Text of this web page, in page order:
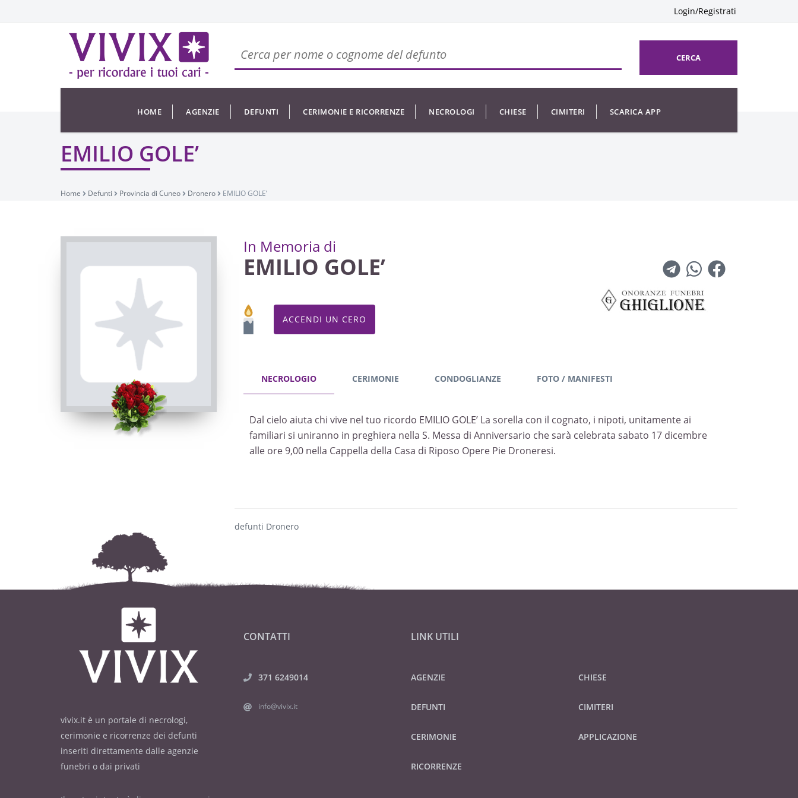
Login/Registrati
CERCA
HOME AGENZIE DEFUNTI CERIMONIE E RICORRENZE NECROLOGI CHIESE CIMITERI SCARICA APP
EMILIO GOLE’
Home Defunti Provincia di Cuneo Dronero EMILIO GOLE’
In Memoria di
EMILIO GOLE’
ACCENDI UN CERO
NECROLOGIO CERIMONIE CONDOGLIANZE FOTO / MANIFESTI
Dal cielo aiuta chi vive nel tuo ricordo EMILIO GOLE’ La sorella con il cognato, i nipoti, unitamente ai
familiari si uniranno in preghiera nella S. Messa di Anniversario che sarà celebrata sabato 17 dicembre
alle ore 9,00 nella Cappella della Casa di Riposo Opere Pie Droneresi.
defunti Dronero
vivix.it è un portale di necrologi,
cerimonie e ricorrenze dei defunti
inseriti direttamente dalle agenzie
funebri o dai privati
CONTATTI
371 6249014
info@vivix.it
LINK UTILI
AGENZIE
DEFUNTI
CERIMONIE
RICORRENZE
CHIESE
CIMITERI
APPLICAZIONE